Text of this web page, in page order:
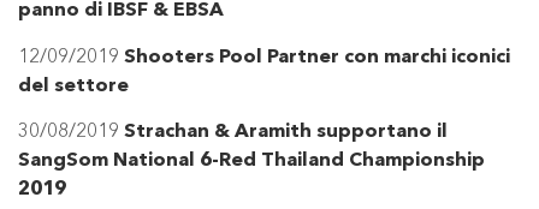
panno di IBSF & EBSA
12/09/2019 Shooters Pool Partner con marchi iconici
del settore
30/08/2019 Strachan & Aramith supportano il
SangSom National 6-Red Thailand Championship
2019